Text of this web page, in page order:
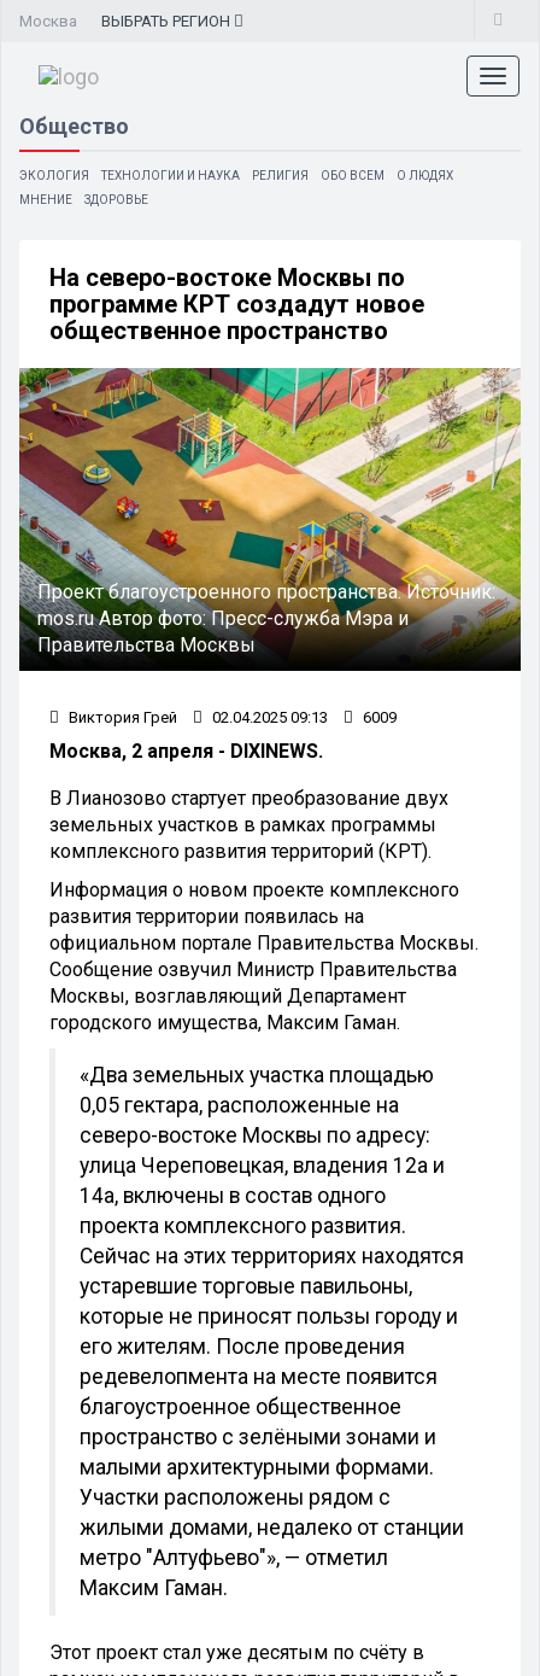
Москва ВЫБРАТЬ РЕГИОН
Общество
ЭКОЛОГИЯ ТЕХНОЛОГИИ И НАУКА РЕЛИГИЯ ОБО ВСЕМ
О ЛЮДЯХ
МНЕНИЕ
ЗДОРОВЬЕ
На северо-востоке Москвы по
программе КРТ создадут новое
общественное пространство
Проект благоустроенного пространства.Источник:
mos.ruАвтор фото:Пресс-служба Мэра и
Правительства Москвы
Виктория Грей 02.04.2025 09:13 6009
Москва, 2 апреля - DIXINEWS.
В Лианозово стартует преобразование двух
земельных участков в рамках программы
комплексного развития территорий (КРТ).
Информация о новом проекте комплексного
развития территории появилась на
официальном портале Правительства Москвы.
Сообщение озвучил Министр Правительства
Москвы, возглавляющий Департамент
городского имущества, Максим Гаман.
«Два земельных участка площадью
0,05 гектара, расположенные на
северо-востоке Москвы по адресу:
улица Череповецкая, владения 12а и
14а, включены в состав одного
проекта комплексного развития.
Сейчас на этих территориях находятся
устаревшие торговые павильоны,
которые не приносят пользы городу и
его жителям. После проведения
редевелопмента на месте появится
благоустроенное общественное
пространство с зелёными зонами и
малыми архитектурными формами.
Участки расположены рядом с
жилыми домами, недалеко от станции
метро "Алтуфьево"», — отметил
Максим Гаман.
Этот проект стал уже десятым по счёту в